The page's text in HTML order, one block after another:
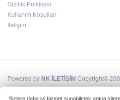
Gizlilik Politikası
Kullanım Koşulları
İletişim
Powered by NK İLETİŞİM Copyright©
Sizlere daha iyi hizmet sunabilmek adına